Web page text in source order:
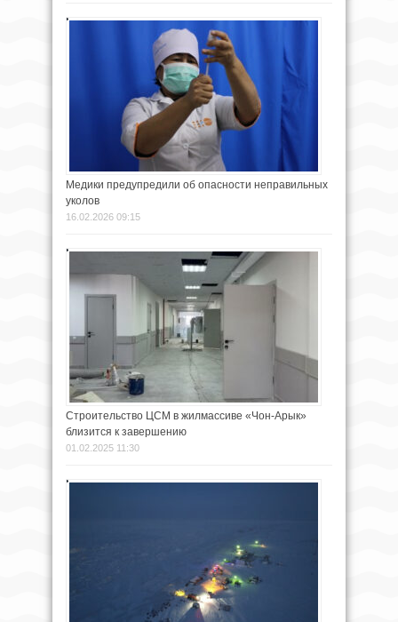
Медики предупредили об опасности неправильных
уколов
16.02.2026 09:15
Строительство ЦСМ в жилмассиве «Чон-Арык»
близится к завершению
01.02.2025 11:30